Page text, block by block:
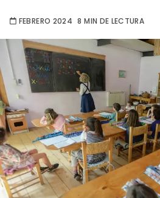
FEBRERO 2024 8 MIN DE LECTURA